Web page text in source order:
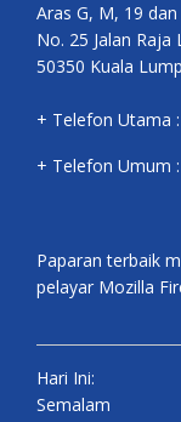
Aras G, M, 19
No. 25 Jalan Raja
50350 Kuala
+ Telefon Utama
+ Telefon Umum
Paparan terbaik
pelayar Mozilla
Hari Ini:
Semalam